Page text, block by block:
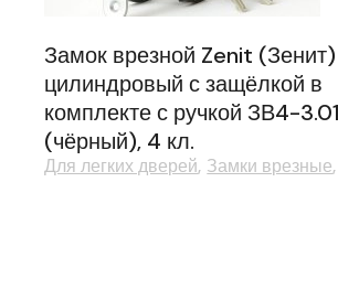
Замок врезной Zenit (Зенит)
цилиндровый с защёлкой в
комплекте с ручкой ЗВ4-3.01
(чёрный), 4 кл.
Для легких дверей Замки врезные